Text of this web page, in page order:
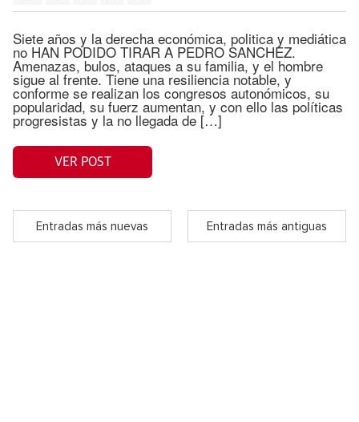
Siete años y la derecha económica, politica y mediática
no HAN PODIDO TIRAR A PEDRO SANCHEZ.
Amenazas, bulos, ataques a su familia, y el hombre
sigue al frente. Tiene una resiliencia notable, y
conforme se realizan los congresos autonómicos, su
popularidad, su fuerz aumentan, y con ello las políticas
progresistas y la no llegada de […]
VER POST
Entradas más nuevas Entradas más antiguas